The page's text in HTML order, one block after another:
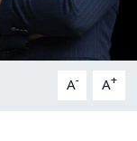
A- A+